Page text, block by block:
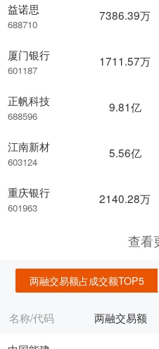
益诺思
688710
厦门银行
601187
正帆科技
688596
江南新材
603124
重庆银行
601963
7386.39万
1711.57万
9.81亿
5.56亿
2140.28万
查看
两融交易额占成交额TOP5
名称/代码 两融交易额